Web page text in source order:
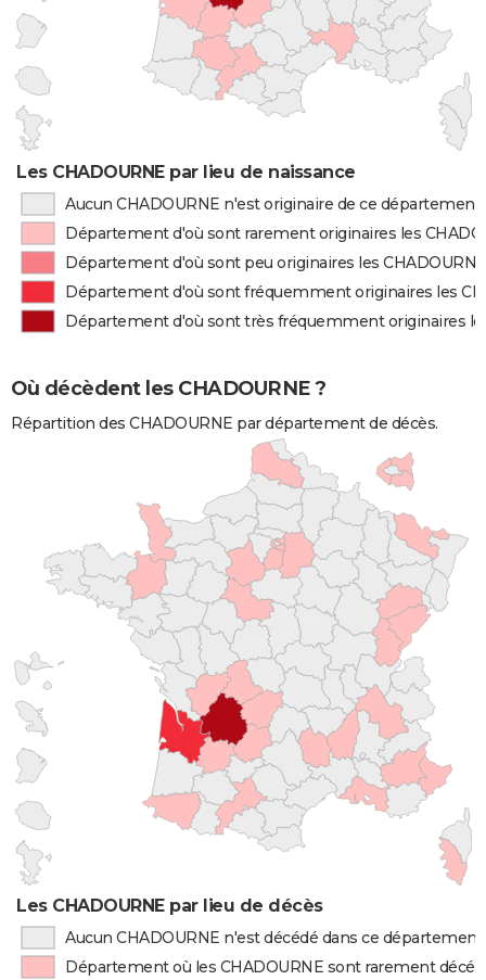
Les CHADOURNE par lieu de naissance
Aucun CHADOURNE n'est originaire de ce département
Département d'où sont rarement originaires les
Département d'où sont peu originaires les CHADOURNE
Département d'où sont fréquemment originaires les
Département d'où sont très fréquemment originaires
Où décèdent les CHADOURNE ?
Répartition des CHADOURNE par département de décès.
Les CHADOURNE par lieu de décès
Aucun CHADOURNE n'est décédé dans ce département
Département où les CHADOURNE sont rarement